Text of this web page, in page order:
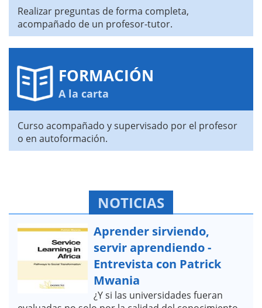
Realizar preguntas de forma completa,
acompañado de un profesor-tutor.
FORMACIÓN
A la carta
Curso acompañado y supervisado por el profesor
o en autoformación.
NOTICIAS
Aprender sirviendo,
servir aprendiendo -
Entrevista con Patrick
Mwania
¿Y si las universidades fueran